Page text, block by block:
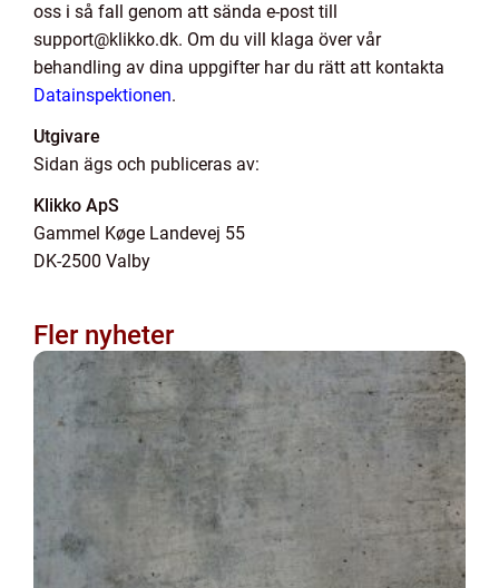
oss i så fall genom att sända e-post till
support@klikko.dk. Om du vill klaga över vår
behandling av dina uppgifter har du rätt att kontakta
Datainspektionen.
Utgivare
Sidan ägs och publiceras av:
Klikko ApS
Gammel Køge Landevej 55
DK-2500 Valby
Fler nyheter